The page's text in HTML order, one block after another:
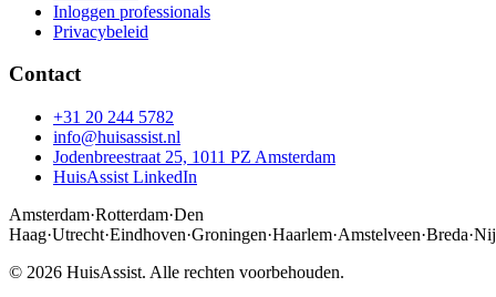
Inloggen professionals
Privacybeleid
Contact
+31 20 244 5782
info@huisassist.nl
Jodenbreestraat 25, 1011 PZ Amsterdam
HuisAssist LinkedIn
Amsterdam·Rotterdam·Den
Haag·Utrecht·Eindhoven·Groningen·Haarlem·Amstelveen·Breda·
© 2026 HuisAssist. Alle rechten voorbehouden.